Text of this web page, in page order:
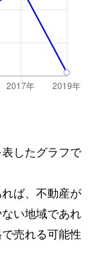
したグラフで
ば、不動産が
い地域であれ
売れる可能性